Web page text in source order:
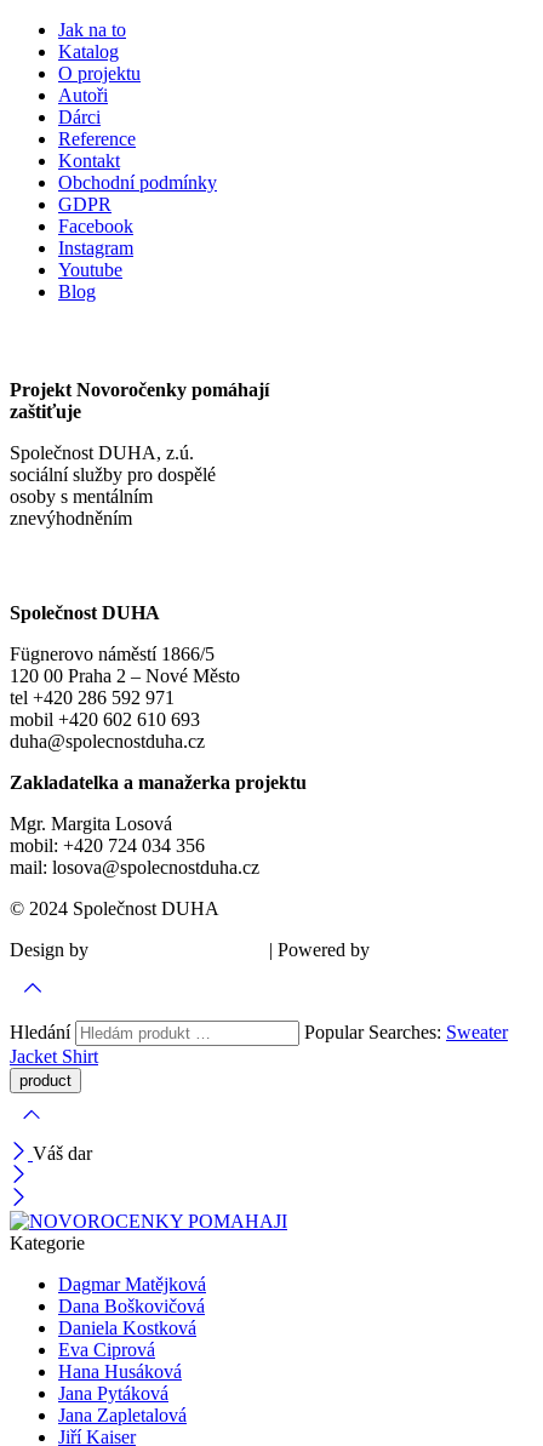
Jak na to
Katalog
O projektu
Autoři
Dárci
Reference
Kontakt
Obchodní podmínky
GDPR
Facebook
Instagram
Youtube
Blog
Projekt Novoročenky pomáhají
zaštiťuje
Společnost DUHA, z.ú.
sociální služby pro dospělé
osoby s mentálním
znevýhodněním
Společnost DUHA
Fügnerovo náměstí 1866/5
120 00 Praha 2 – Nové Město
tel +420 286 592 971
mobil +420 602 610 693
duha@spolecnostduha.cz
Zakladatelka a manažerka projektu
Mgr. Margita Losová
mobil: +420 724 034 356
mail: losova@spolecnostduha.cz
© 2024 Společnost DUHA
Design by
| Powered by
Hledání Popular Searches: Sweater
Jacket Shirt
Váš dar
Kategorie
Dagmar Matějková
Dana Boškovičová
Daniela Kostková
Eva Ciprová
Hana Husáková
Jana Pytáková
Jana Zapletalová
Jiří Kaiser